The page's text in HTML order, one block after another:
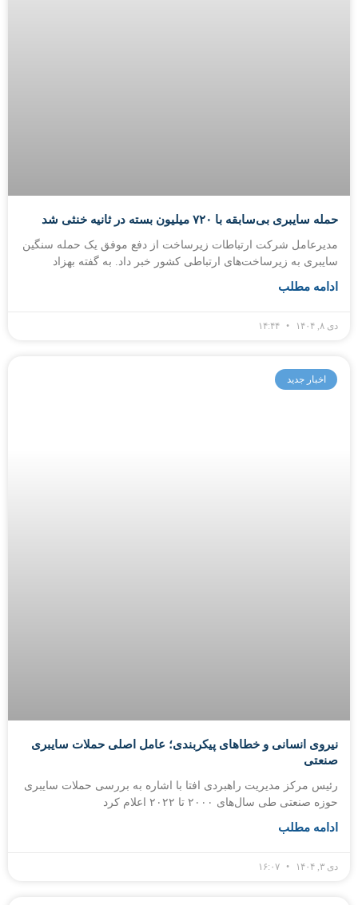
حمله سایبری بی‌سابقه با ۷۲۰ میلیون بسته در ثانیه خنثی شد
مدیرعامل شرکت ارتباطات زیرساخت از دفع موفق یک حمله سنگین
سایبری به زیرساخت‌های ارتباطی کشور خبر داد. به گفته بهزاد
ادامه مطلب
دی ۸, ۱۴۰۴
اخبار جدید
نیروی انسانی و خطاهای پیکربندی؛ عامل اصلی حملات سایبری
صنعتی
رئیس مرکز مدیریت راهبردی افتا با اشاره به بررسی حملات سایبری
حوزه صنعتی طی سال‌های ۲۰۰۰ تا ۲۰۲۲ اعلام کرد
ادامه مطلب
دی ۳, ۱۴۰۴